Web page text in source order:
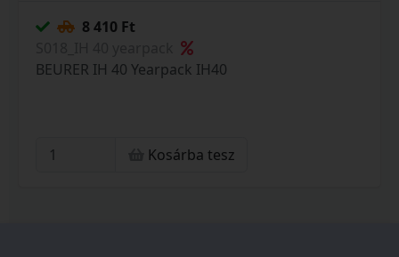
8 410 Ft
BEURER IH 40 Yearpack IH40
Kosárba tesz